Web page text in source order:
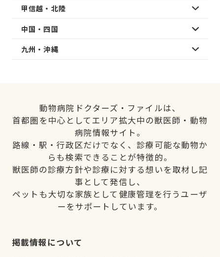
甲信越・北陸
中国・四国
九州・沖縄
動物病院ドクターズ・ファイルは、
首都圏を中心としてエリア拡大中の獣医師・動物
病院情報サイト。
路線・駅・行政区だけでなく、診療可能な動物か
らも検索できることが特徴的。
獣医師の診療方針や診療に対する想いを取材し記
事として発信し、
ペットも大切な家族として健康管理を行うユーザ
ーをサポートしています。
掲載情報について